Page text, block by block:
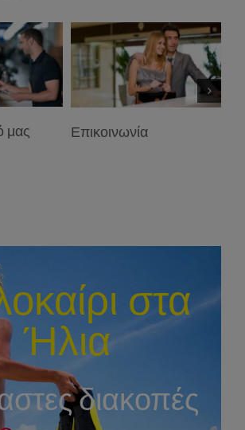
μας Επικοινωνία
στα
Ήλια
διακοπές